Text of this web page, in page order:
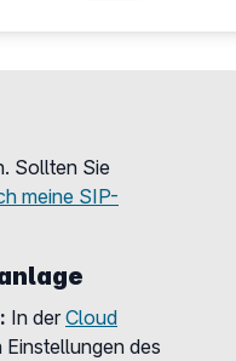
Sollten Sie
meine SIP-
In der Cloud
Einstellungen des